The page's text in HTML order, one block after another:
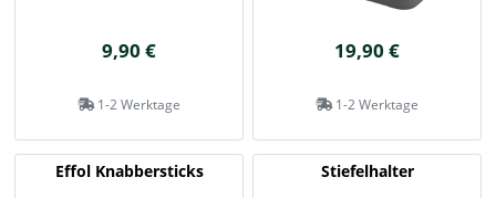
9,90 €
1-2 Werktage
19,90 €
1-2 Werktage
Effol Knabbersticks Stiefelhalter